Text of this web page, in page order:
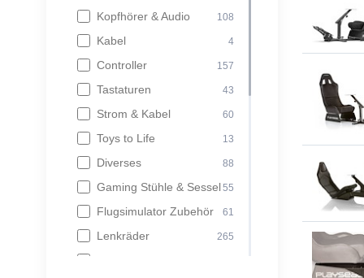
Kopfhörer & Audio 108
Kabel 4
Controller 157
Tastaturen 43
Strom & Kabel 60
Toys to Life 13
Diverses 88
Gaming Stühle & Sessel55
Flugsimulator Zubehör 61
Lenkräder 265